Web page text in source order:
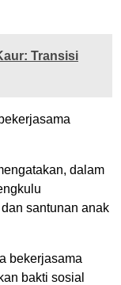
Transisi
dalam
santunan anak
bekerjasama
bakti sosial